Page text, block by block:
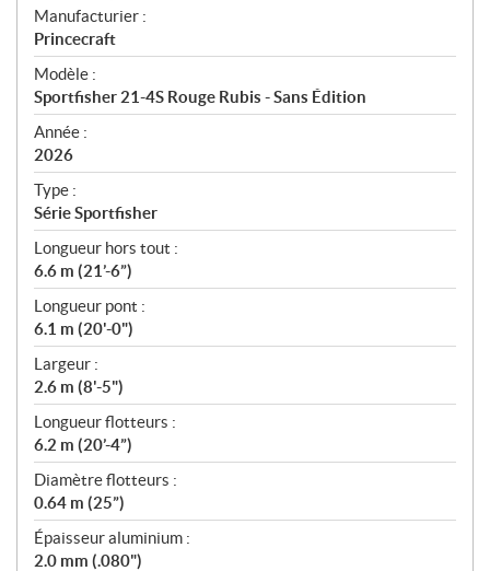
S
p
é
c
i
f
i
c
a
t
i
o
n
s
Manufacturier :
Princecraft
Modèle :
Sportfisher 21-4S Rouge Rubis - Sans Édition
Année :
2026
Type :
Série Sportfisher
Longueur hors tout :
6.6 m (21’-6”)
Longueur pont :
6.1 m (20'-0")
Largeur :
2.6 m (8'-5")
Longueur flotteurs :
6.2 m (20’-4”)
Diamètre flotteurs :
0.64 m (25”)
Épaisseur aluminium :
2.0 mm (.080")